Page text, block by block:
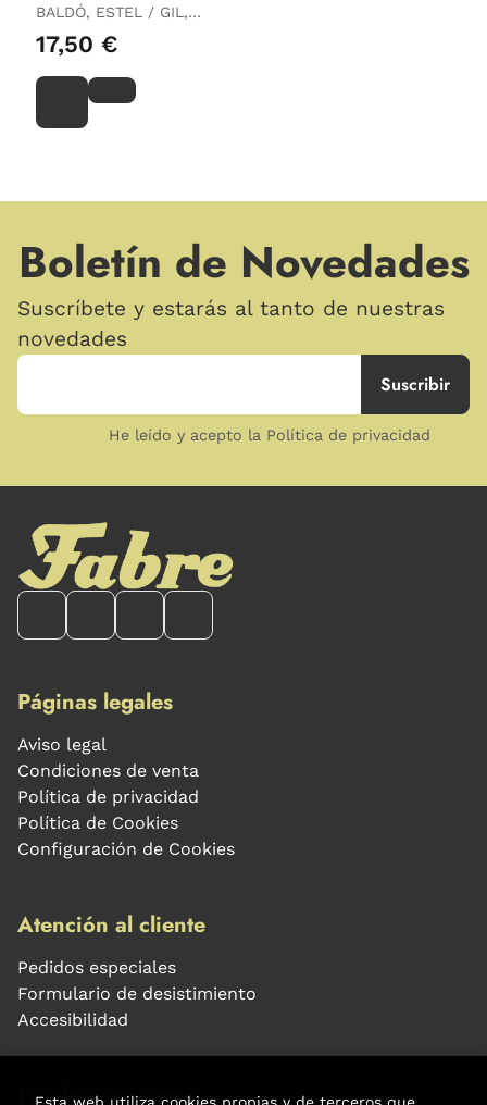
BALDÓ, ESTEL / GIL,
17,50 €
Boletín de Novedades
Suscríbete y estarás al tanto de nuestras
novedades
He leído y acepto la Política de privacidad
Páginas legales
Aviso legal
Condiciones de venta
Política de privacidad
Política de Cookies
Configuración de Cookies
Atención al cliente
Pedidos especiales
Formulario de desistimiento
Accesibilidad
Puede interesarte